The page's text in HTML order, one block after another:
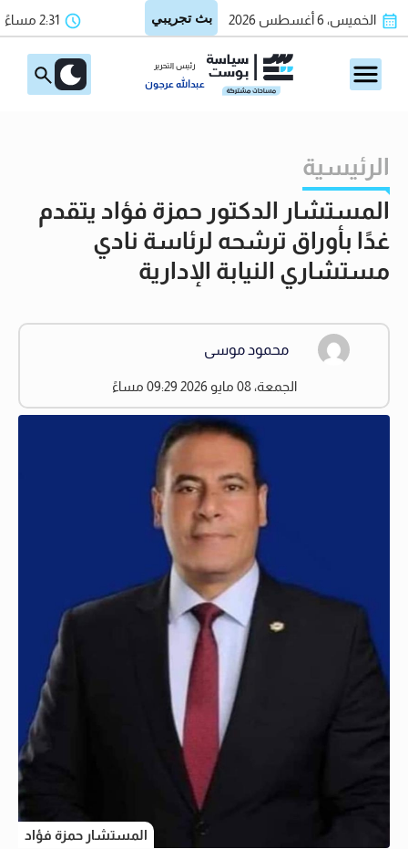
الخميس، 6 أغسطس 2026 2:31 مساءً
رئيس التحرير
عبدالله عرجون
الرئيسية
المستشار الدكتور حمزة فؤاد يتقدم
غدًا بأوراق ترشحه لرئاسة نادي
مستشاري النيابة الإدارية
محمود موسى
الجمعة، 08 مايو 2026 09:29 مساءً
المستشار حمزة فؤاد